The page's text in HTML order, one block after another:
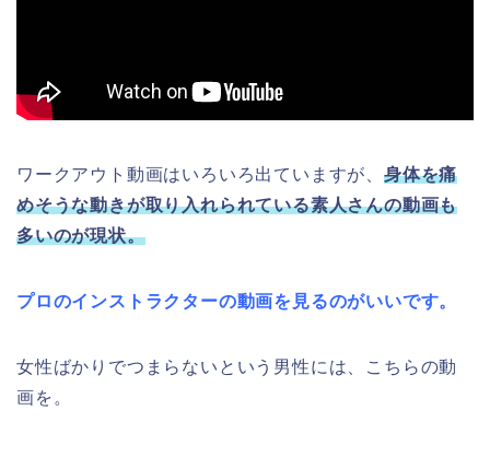
ワークアウト動画はいろいろ出ていますが、 身体を痛
めそうな動きが取り入れられている素人さんの動画も
多いのが現状。
プロのインストラクターの動画を見るのがいいです。
女性ばかりでつまらないという男性には、こちらの動
画を。